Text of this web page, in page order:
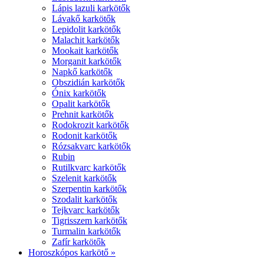
Lápis lazuli karkötők
Lávakő karkötők
Lepidolit karkötők
Malachit karkötők
Mookait karkötők
Morganit karkötők
Napkő karkötők
Obszidián karkötők
Ónix karkötők
Opalit karkötők
Prehnit karkötők
Rodokrozit karkötők
Rodonit karkötők
Rózsakvarc karkötők
Rubin
Rutilkvarc karkötők
Szelenit karkötők
Szerpentin karkötők
Szodalit karkötők
Tejkvarc karkötők
Tigrisszem karkötők
Turmalin karkötők
Zafír karkötők
Horoszkópos karkötő »